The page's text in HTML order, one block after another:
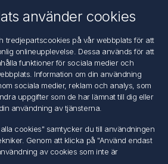
använder cookies
tredjepartscookies på vår webbplats för att
onlineupplevelse. Dessa används för att
funktioner för sociala medier och
Information om din användning
sociala medier, reklam och analys, som
uppgifter som de har lämnat till dig eller
användning av tjänsterna.
cookies" samtycker du till användningen
Genom att klicka på "Använd endast
av cookies som inte är